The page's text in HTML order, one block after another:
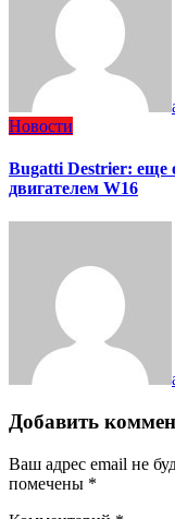
Новости
Bugatti Destrier: еще
двигателем W16
Добавить
Ваш адрес email не
помечены *